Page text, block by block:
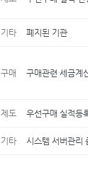
기타 폐지된 기관
구매 구매관련 세금계
제도 우선구매 실적등
기타 시스템 서버관리